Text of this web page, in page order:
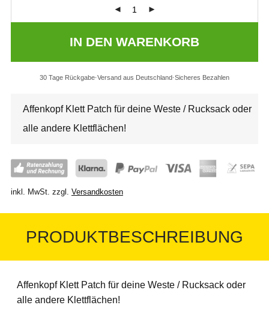
IN DEN WARENKORB
30 Tage Rückgabe Versand aus Deutschland Sicheres Bezahlen
Affenkopf Klett Patch für deine Weste / Rucksack oder
alle andere Klettflächen!
inkl. MwSt. zzgl. Versandkosten
PRODUKTBESCHREIBUNG
Affenkopf Klett Patch für deine Weste / Rucksack oder
alle andere Klettflächen!